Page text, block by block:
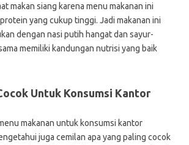
makan siang karena menu makanan ini
yang cukup tinggi. Jadi makanan ini
dengan nasi putih hangat dan sayur-
memiliki kandungan nutrisi yang baik
Untuk Konsumsi Kantor
makanan untuk konsumsi kantor
juga cemilan apa yang paling cocok